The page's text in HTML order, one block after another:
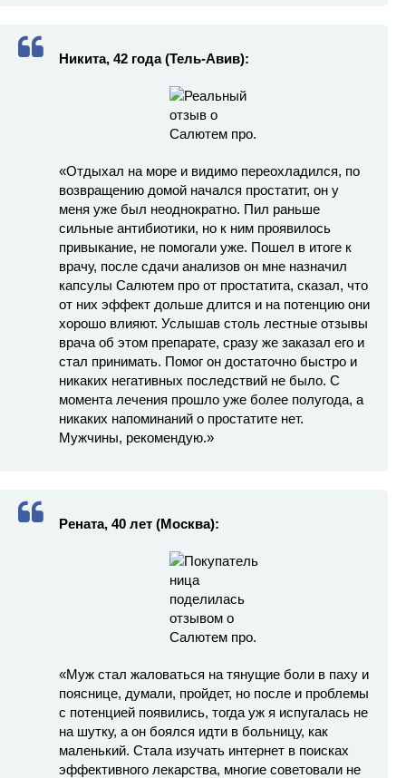
Никита, 42 года (Тель-Авив):
«Отдыхал на море и видимо переохладился, по
возвращению домой начался простатит, он у
меня уже был неоднократно. Пил раньше
сильные антибиотики, но к ним проявилось
привыкание, не помогали уже. Пошел в итоге к
врачу, после сдачи анализов он мне назначил
капсулы Салютем про от простатита, сказал, что
от них эффект дольше длится и на потенцию они
хорошо влияют. Услышав столь лестные отзывы
врача об этом препарате, сразу же заказал его и
стал принимать. Помог он достаточно быстро и
никаких негативных последствий не было. С
момента лечения прошло уже более полугода, а
никаких напоминаний о простатите нет.
Мужчины, рекомендую.»
Рената, 40 лет (Москва):
«Муж стал жаловаться на тянущие боли в паху и
пояснице, думали, пройдет, но после и проблемы
с потенцией появились, тогда уж я испугалась не
на шутку, а он боялся идти в больницу, как
маленький. Стала изучать интернет в поисках
эффективного лекарства, многие советовали не